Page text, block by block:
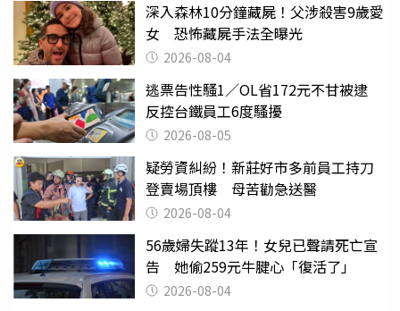
深入森林10分鐘藏屍！父涉殺害9歲愛
女 恐怖藏屍手法全曝光
2026-08-04
逃票告性騷1／OL省172元不甘被逮
反控台鐵員工6度騷擾
2026-08-05
疑勞資糾紛！新莊好市多前員工持刀
登賣場頂樓 母苦勸急送醫
2026-08-04
56歲婦失蹤13年！女兒已聲請死亡宣
告 她偷259元牛腱心「復活了」
2026-08-04